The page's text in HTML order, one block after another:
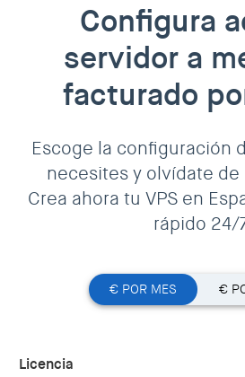
Configura
servidor a
facturado
Escoge la configuración
necesites y olvídate de
Crea ahora tu VPS en
rápido 24/
€ POR MES €
Licencia